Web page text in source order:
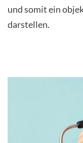
und somit ein
darstellen.